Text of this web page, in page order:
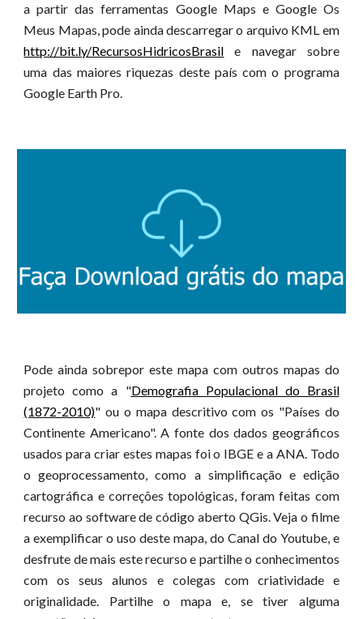
a partir das ferramentas Google Maps e Google Os
Meus Mapas, pode ainda descarregar o arquivo KML em
http://bit.ly/RecursosHidricosBrasil e navegar sobre
uma das maiores riquezas deste país com o programa
Google Earth Pro.
Pode ainda sobrepor este mapa com outros mapas do
projeto como a "Demografia Populacional do Brasil
(1872-2010)" ou o mapa descritivo com os "Países do
Continente Americano". A fonte dos dados geográficos
usados para criar estes mapas foi o IBGE e a ANA. Todo
o geoprocessamento, como a simplificação e edição
cartográfica e correções topológicas, foram feitas com
recurso ao software de código aberto QGis. Veja o filme
a exemplificar o uso deste mapa, do Canal do Youtube, e
desfrute de mais este recurso e partilhe o conhecimentos
com os seus alunos e colegas com criatividade e
originalidade. Partilhe o mapa e, se tiver alguma